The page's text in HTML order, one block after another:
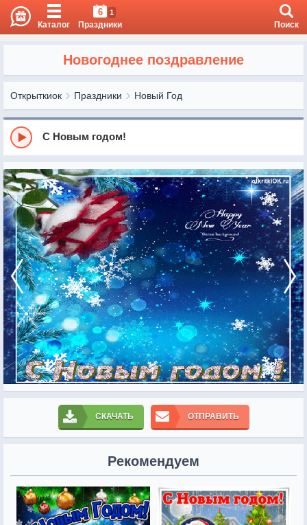
Каталог
6 1
Праздники Поиск
Новогоднее поздравление
Открыткиок Праздники Новый Год
С Новым годом!
СКАЧАТЬ ОТПРАВИТЬ
Рекомендуем